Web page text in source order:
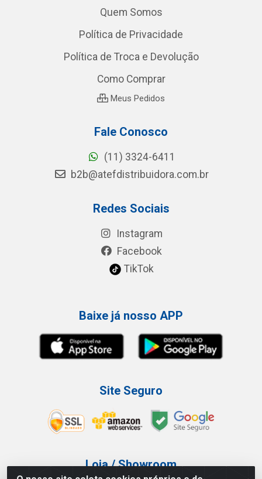
Quem Somos
Política de Privacidade
Política de Troca e Devolução
Como Comprar
Meus Pedidos
Fale Conosco
(11) 3324-6411
b2b@atefdistribuidora.com.br
Redes Sociais
Instagram
Facebook
TikTok
Baixe já nosso APP
Site Seguro
Loja / Showroom